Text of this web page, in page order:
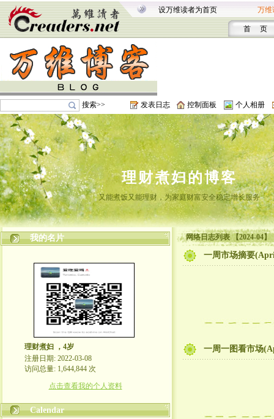
设万维读者为首页 万维
首 页
搜索>> 发表日志 控制面板 个人相册
理财煮妇的博客
又能煮饭又能理财，为家庭财富安全稳定增长服务
我的名片
理财煮妇 ，4岁
注册日期: 2022-03-08
访问总量: 1,644,844 次
点击查看我的个人资料
Calendar
网络日志列表 【2024-04】
一周市场摘要
一周一图看市场